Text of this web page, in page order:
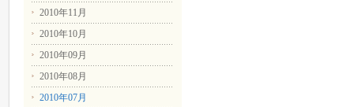
2010年11月
2010年10月
2010年09月
2010年08月
2010年07月